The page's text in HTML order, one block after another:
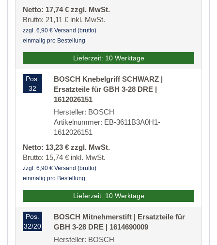
Netto: 17,74 € zzgl. MwSt.
Brutto: 21,11 € inkl. MwSt.
zzgl. 6,90 € Versand (brutto)
einmalig pro Bestellung
Lieferzeit: 10 Werktage
Pos.
32
BOSCH Knebelgriff SCHWARZ |
Ersatzteile für GBH 3-28 DRE |
1612026151
Hersteller: BOSCH
Artikelnummer: EB-3611B3A0H1-
1612026151
Netto: 13,23 € zzgl. MwSt.
Brutto: 15,74 € inkl. MwSt.
zzgl. 6,90 € Versand (brutto)
einmalig pro Bestellung
Lieferzeit: 10 Werktage
Pos.
32/20
BOSCH Mitnehmerstift | Ersatzteile für
GBH 3-28 DRE | 1614690009
Hersteller: BOSCH